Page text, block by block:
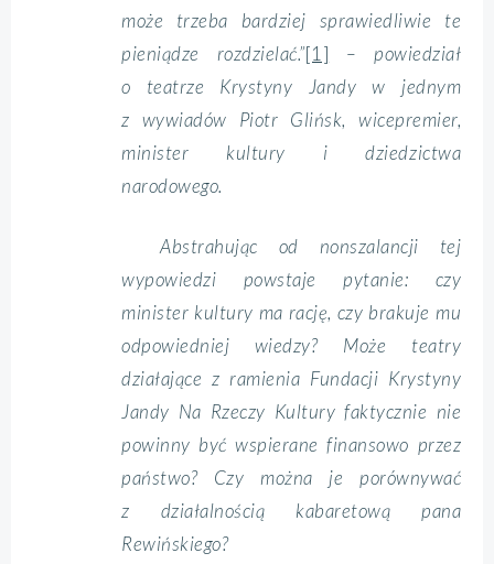
może trzeba bardziej sprawiedliwie te
pieniądze rozdzielać.”[1] – powiedział
o teatrze Krystyny Jandy w jednym
z wywiadów Piotr Glińsk, wicepremier,
minister kultury i dziedzictwa
narodowego.
Abstrahując od nonszalancji tej
wypowiedzi powstaje pytanie: czy
minister kultury ma rację, czy brakuje mu
odpowiedniej wiedzy? Może teatry
działające z ramienia Fundacji Krystyny
Jandy Na Rzeczy Kultury faktycznie nie
powinny być wspierane finansowo przez
państwo? Czy można je porównywać
z działalnością kabaretową pana
Rewińskiego?